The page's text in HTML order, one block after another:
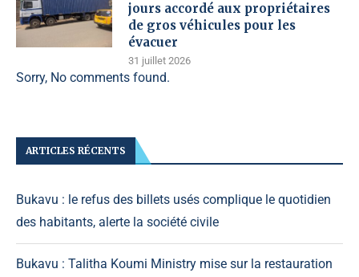
jours accordé aux propriétaires
de gros véhicules pour les
évacuer
31 juillet 2026
Sorry, No comments found.
ARTICLES RÉCENTS
Bukavu : le refus des billets usés complique le quotidien
des habitants, alerte la société civile
Bukavu : Talitha Koumi Ministry mise sur la restauration